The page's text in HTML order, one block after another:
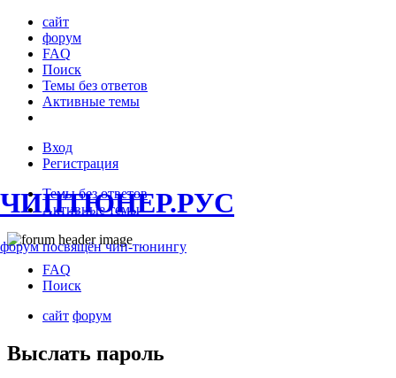
сайт
форум
FAQ
Поиск
Темы без ответов
Активные темы
Вход
Регистрация
Темы без ответов
Активные темы
ЧИПТЮНЕР.РУС
форум посвящён чип-тюнингу
FAQ
Поиск
сайт форум
Выслать пароль